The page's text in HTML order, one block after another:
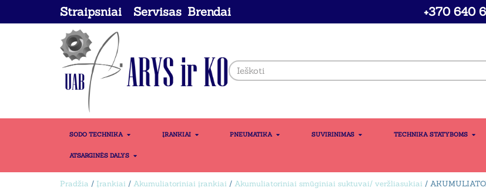
Straipsniai Servisas Brendai +370 640
SODO TECHNIKA ĮRANKIAI PNEUMATIKA SUVIRINIMAS TECHNIKA STATYBOMS
ATSARGINĖS DALYS
Pradžia / Įrankiai / Akumuliatoriniai įrankiai / Akumuliatoriniai smūginiai suktuvai/ veržliasukiai /